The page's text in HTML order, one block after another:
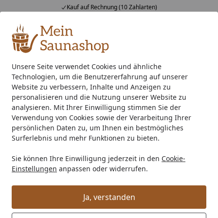
Unsere Seite verwendet Cookies und ähnliche
Technologien, um die Benutzererfahrung auf unserer
Website zu verbessern, Inhalte und Anzeigen zu
personalisieren und die Nutzung unserer Website zu
analysieren. Mit Ihrer Einwilligung stimmen Sie der
Verwendung von Cookies sowie der Verarbeitung Ihrer
persönlichen Daten zu, um Ihnen ein bestmögliches
Surferlebnis und mehr Funktionen zu bieten.
Sie können Ihre Einwilligung jederzeit in den Cookie-
Einstellungen anpassen oder widerrufen.
Ja, verstanden
Kauf auf Rechnung (10 Zahlarten)
Alle Produkte
Mein Konto
Suchen
Startseite
Saunaofen 400 V Starkstrom Saunaofen Standard
Infraworld Finnischer Saunaofen
Sparta Wall Set inkl. Steuerung
Saunacontrol C